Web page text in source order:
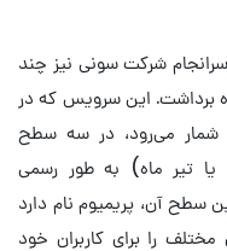
شرکت سونی نیز چند
برداشت. این سرویس که در
می‌رود، در سه سطح
تیر ماه) به طور رسمی
سطح آن، پریمیوم نام دارد
دسترسی به بیش از ۷۰۰ بازی مختلف را برای کاربران خود